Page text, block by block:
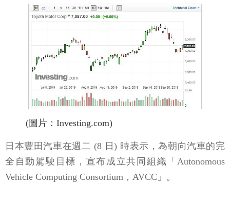
(圖片：Investing.com)
日本豐田汽車在週二 (8 日) 時表示，為朝向汽車的完
全自動駕駛目標，宣布成立共同組織「Autonomous
Vehicle Computing Consortium，AVCC」。